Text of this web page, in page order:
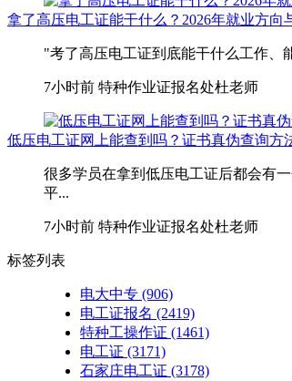
拿了高压电工证能干什么？2026年就业方向
"考了高压电工证到底能干什么工作、
7小时前 特种作业证报名处杜老师
低压电工证网上能查到吗？证书真伪查询方
很多学员在拿到低压电工证后都会有
平...
7小时前 特种作业证报名处杜老师
标签列表
电大中专 (906)
电工证报名 (2419)
特种工操作证 (1461)
电工证 (3171)
石家庄电工证 (3178)